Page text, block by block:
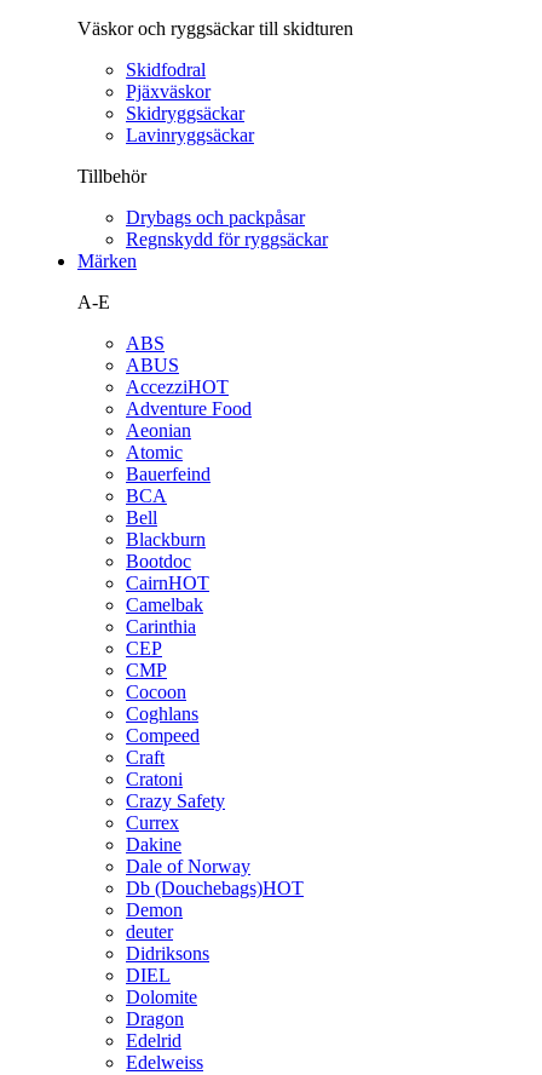
Väskor och ryggsäckar till skidturen
Skidfodral
Pjäxväskor
Skidryggsäckar
Lavinryggsäckar
Tillbehör
Drybags och packpåsar
Regnskydd för ryggsäckar
Märken
A-E
ABS
ABUS
AccezziHOT
Adventure Food
Aeonian
Atomic
Bauerfeind
BCA
Bell
Blackburn
Bootdoc
CairnHOT
Camelbak
Carinthia
CEP
CMP
Cocoon
Coghlans
Compeed
Craft
Cratoni
Crazy Safety
Currex
Dakine
Dale of Norway
Db (Douchebags)HOT
Demon
deuter
Didriksons
DIEL
Dolomite
Dragon
Edelrid
Edelweiss